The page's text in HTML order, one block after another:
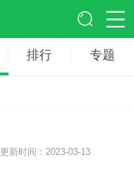
排行 专题
更新时间：2023-03-13